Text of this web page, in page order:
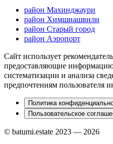
район Махинджаури
район Химшиашвили
район Старый город
район Аэропорт
Сайт использует
предоставляющие информацию
систематизации и анализа
предпочтениям пользователя
Политика
Пользовательское
© batumi.estate 2023 — 2026